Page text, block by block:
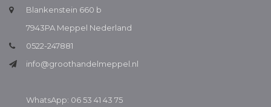
Blankenstein 660 b
7943PA Meppel Nederland
0522-247881
info@groothandelmeppel.nl
WhatsApp: 06 53 41 43 75